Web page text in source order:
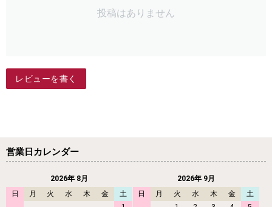
投稿はありません
レビューを書く
営業日カレンダー
2026年 8月
日
月 火 水 木 金
土
2026年 9月
日
月 火 水 木 金
土